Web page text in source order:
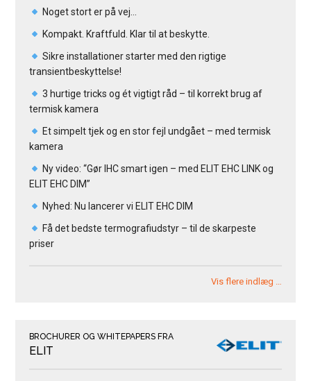
Noget stort er på vej…
Kompakt. Kraftfuld. Klar til at beskytte.
Sikre installationer starter med den rigtige
transientbeskyttelse!
3 hurtige tricks og ét vigtigt råd – til korrekt brug af
termisk kamera
Et simpelt tjek og en stor fejl undgået – med termisk
kamera
Ny video: “Gør IHC smart igen – med ELIT EHC LINK og
ELIT EHC DIM”
Nyhed: Nu lancerer vi ELIT EHC DIM
Få det bedste termografiudstyr – til de skarpeste
priser
Vis flere indlæg …
BROCHURER OG WHITEPAPERS FRA
ELIT